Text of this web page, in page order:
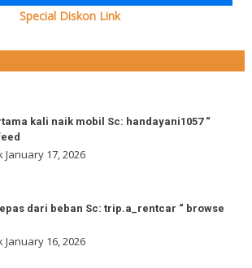
Special Diskon Link
kali naik mobil Sc: handayani1057 “
January 17, 2026
dari beban Sc: trip.a_rentcar “ browse
January 16, 2026